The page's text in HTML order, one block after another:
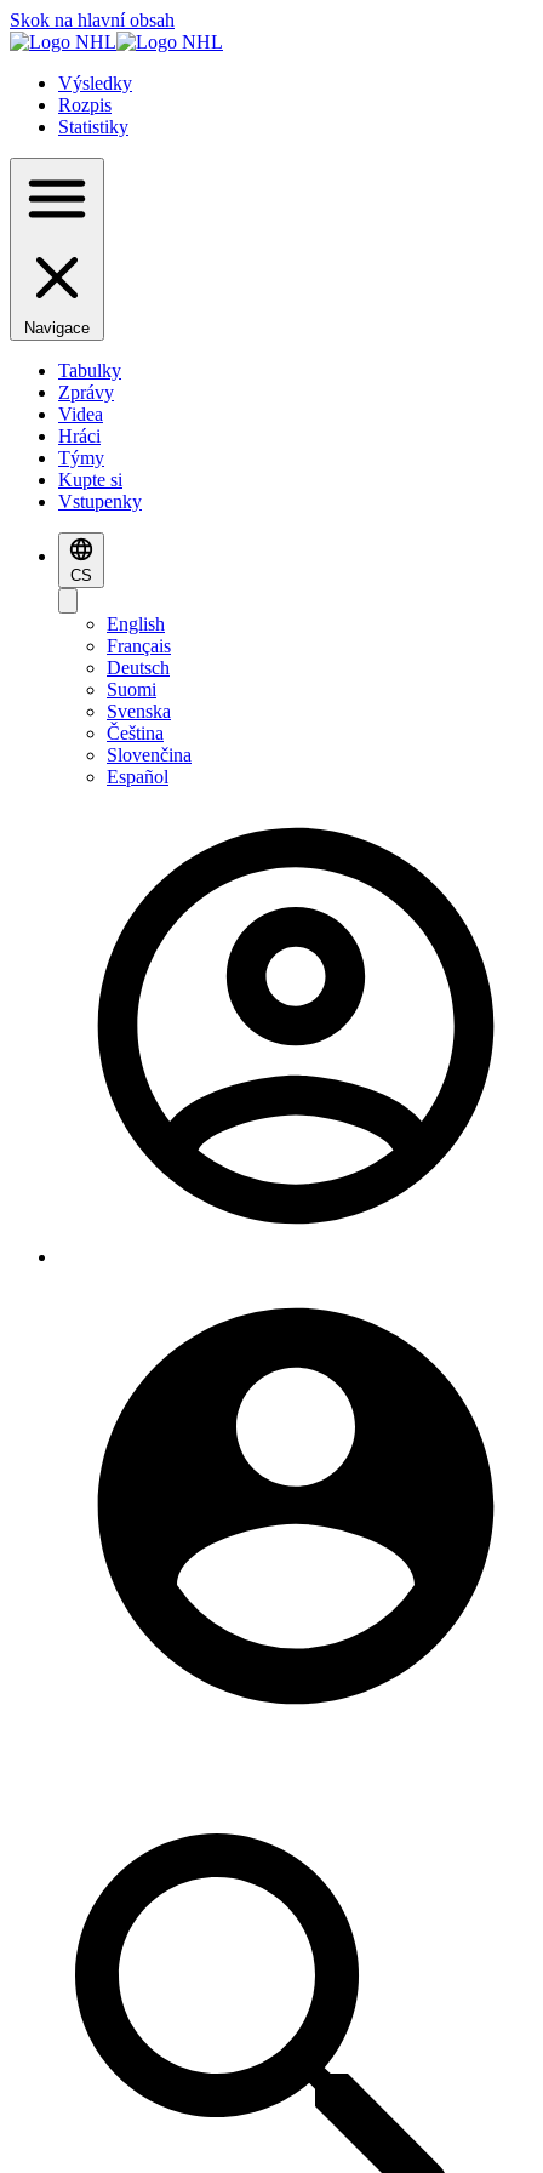
Skok na hlavní obsah
Výsledky
Rozpis
Statistiky
Navigace
Tabulky
Zprávy
Videa
Hráci
Týmy
Kupte si
Vstupenky
CS
English
Français
Deutsch
Suomi
Svenska
Čeština
Slovenčina
Español